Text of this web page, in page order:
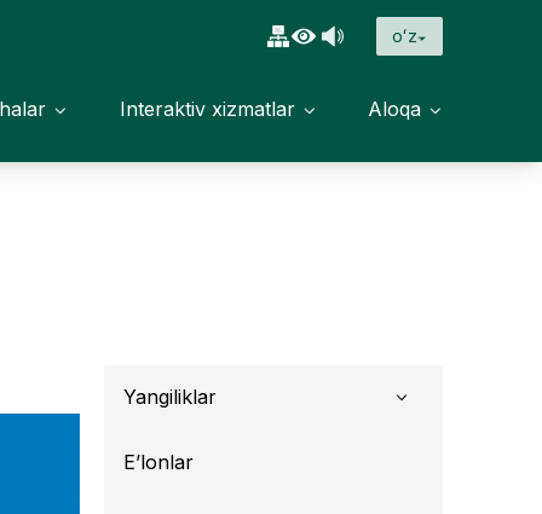
oʻz
Interaktiv xizmatlar Aloqa
Yangiliklar
E’lonlar